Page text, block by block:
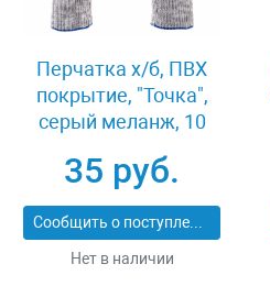
Перчатка х/б, ПВХ
покрытие, "Точка",
серый меланж, 10
35 руб.
Сообщить о поступлении
Нет в наличии